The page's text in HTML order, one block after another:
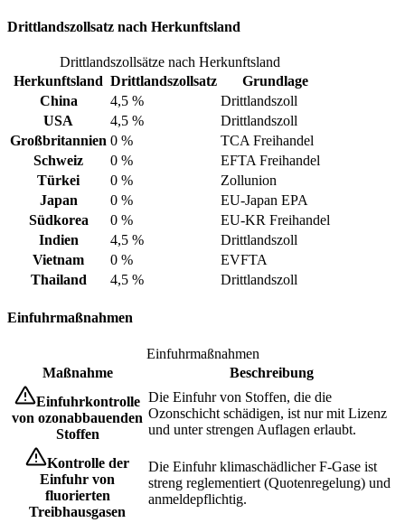
Drittlandszollsatz nach Herkunftsland
Drittlandszollsätze nach Herkunftsland
Herkunftsland Drittlandszollsatz
Grundlage
China
4,5 %
Drittlandszoll
USA
4,5 %
Drittlandszoll
Großbritannien 0 %
TCA Freihandel
Schweiz
0 %
EFTA Freihandel
Türkei
0 %
Zollunion
Japan
0 %
EU-Japan EPA
Südkorea
0 %
EU-KR Freihandel
Indien
4,5 %
Drittlandszoll
Vietnam
0 %
EVFTA
Thailand
4,5 % Drittlandszoll
Einfuhrmaßnahmen
Einfuhrmaßnahmen
Maßnahme
Beschreibung
Einfuhrkontrolle
von ozonabbauenden
Stoffen
Die Einfuhr von Stoffen, die die
Ozonschicht schädigen, ist nur mit Lizenz
und unter strengen Auflagen erlaubt.
Kontrolle der
Einfuhr von
fluorierten
Treibhausgasen
Die Einfuhr klimaschädlicher F-Gase ist
streng reglementiert (Quotenregelung) und
anmeldepflichtig.